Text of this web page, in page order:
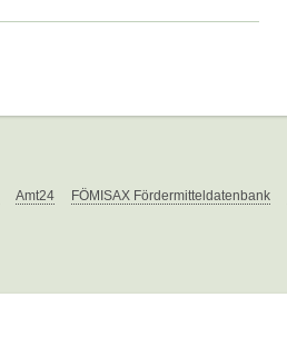
Amt24 FÖMISAX Fördermitteldatenbank